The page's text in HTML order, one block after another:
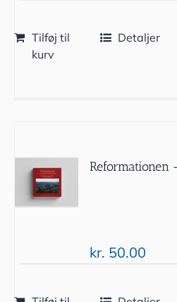
Tilføj til
kurv
Detaljer
Reformationen
kr. 50.00